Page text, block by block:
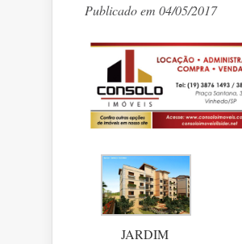
Publicado em 04/05/2017
JARDIM